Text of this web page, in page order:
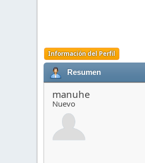
Información del Perfil
Resumen
manuhe
Nuevo